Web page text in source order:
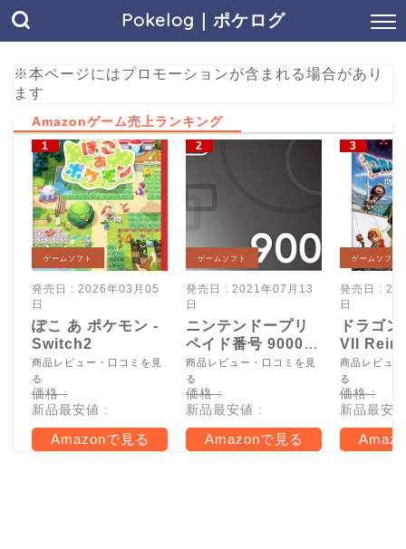
Pokelog｜ポケログ
※本ページにはプロモーションが含まれる場合があり
ます
Amazonゲーム売上ランキング
ゲームソフト
発売日 : 2026年03月05
日
ぽこ あ ポケモン -
Switch2
商品レビュー・口コミを見
る
価格 :
新品最安値 :
Amazonで見る
ゲームソフト
発売日 : 2021年07月13
日
ニンテンドープリ
ペイド番号 9000
円|オンラインコー
ド版
商品レビュー・口コミを見
る
価格 :
新品最安値 :
Amazonで見る
ゲームソフト
発売日 :
日
ドラゴ
VII
Switch2
商品レビュ
る
価格 :
新品最安